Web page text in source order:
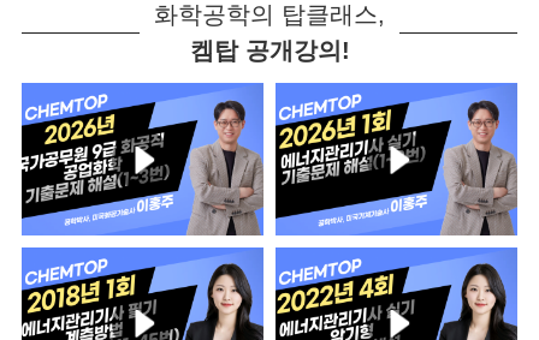
화학공학의 탑클래스,
켐탑 공개강의!